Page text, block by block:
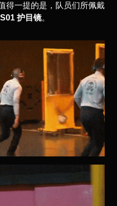
得一提的是，队员们所佩戴
S01 护目镜。